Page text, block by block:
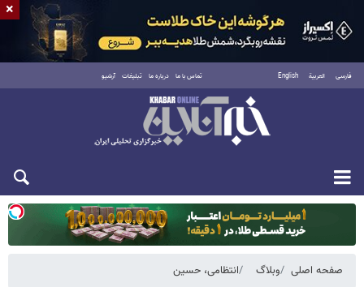
فارسی العربية English تماس با ما درباره ما تبلیغات آرشیو
یکشنبه ۱۸ مرداد ۱۴۰۵
صفحه اصلی وبلاگ انتظامی، حسین
×